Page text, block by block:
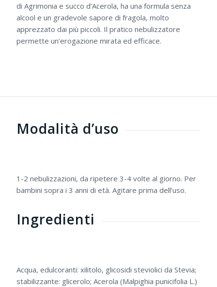
di Agrimonia e succo d’Acerola, ha una formula senza
alcool e un gradevole sapore di fragola, molto
apprezzato dai più piccoli. Il pratico nebulizzatore
permette un’erogazione mirata ed efficace.
Modalità d’uso
1-2 nebulizzazioni, da ripetere 3-4 volte al giorno. Per
bambini sopra i 3 anni di età. Agitare prima dell’uso.
Ingredienti
Acqua, edulcoranti: xilitolo, glicosidi steviolici da Stevia;
stabilizzante: glicerolo; Acerola (Malpighia punicifolia L.)